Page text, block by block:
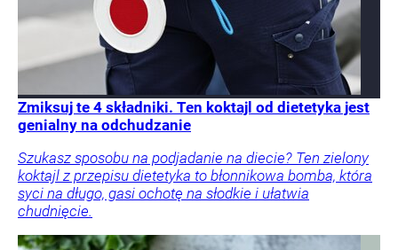
Zmiksuj te 4 składniki. Ten koktajl od dietetyka jest
genialny na odchudzanie
Szukasz sposobu na podjadanie na diecie? Ten zielony
koktajl z przepisu dietetyka to błonnikowa bomba, która
syci na długo, gasi ochotę na słodkie i ułatwia
chudnięcie.